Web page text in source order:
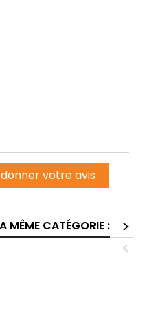
votre avis
MÊME CATÉGORIE :
>
<